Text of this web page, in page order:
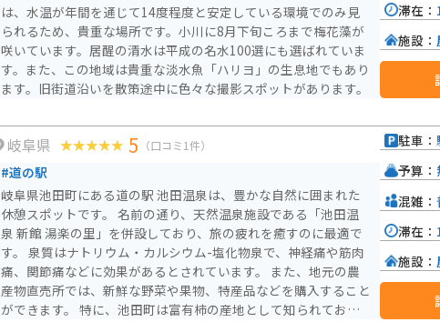
は、水温が年間を通じて14度程度と安定している環境でのみ見
られるため、貴重な場所です。小川に8月下旬ころまで梅花藻が
咲いています。居醒の清水は平成の名水100選にも選ばれていま
す。また、この地域は貴重な淡水魚「ハリヨ」の生息地でもあり
ます。旧街道沿いを散策途中に色々な撮影スポットがあります。
滞在：
施設：
岐阜県 5 （口コミ1件）
#道の駅
岐阜県池田町にある道の駅 池田温泉は、豊かな自然に囲まれた
休憩スポットです。 名前の通り、天然温泉施設である「池田温
泉 新館 湯楽の里」を併設しており、旅の疲れを癒すのに最適で
す。 泉質はナトリウム・カルシウム-塩化物泉で、神経痛や筋肉
痛、関節痛などに効果があるとされています。 また、地元の農
産物直売所では、新鮮な野菜や果物、特産品などを購入すること
ができます。 特に、池田町は富有柿の産地として知られてお
駐車：
予算：
混雑：
滞在：
施設：